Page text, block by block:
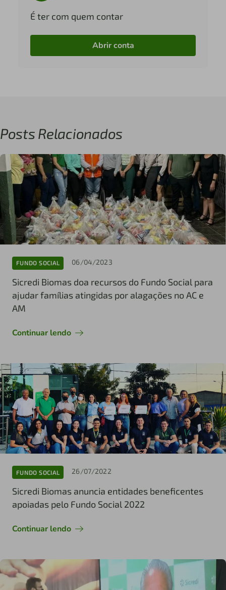
É ter com quem contar
Abrir conta
Posts Relacionados
FUNDO SOCIAL 06/04/2023
Sicredi Biomas doa recursos do Fundo Social para
ajudar famílias atingidas por alagações no AC e
AM
Continuar lendo
FUNDO SOCIAL 26/07/2022
Sicredi Biomas anuncia entidades beneficentes
apoiadas pelo Fundo Social 2022
Continuar lendo